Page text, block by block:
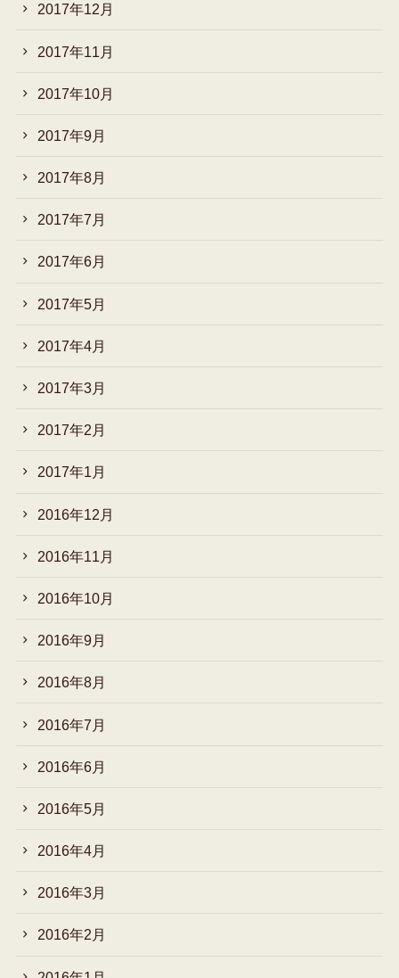
2017年12月
2017年11月
2017年10月
2017年9月
2017年8月
2017年7月
2017年6月
2017年5月
2017年4月
2017年3月
2017年2月
2017年1月
2016年12月
2016年11月
2016年10月
2016年9月
2016年8月
2016年7月
2016年6月
2016年5月
2016年4月
2016年3月
2016年2月